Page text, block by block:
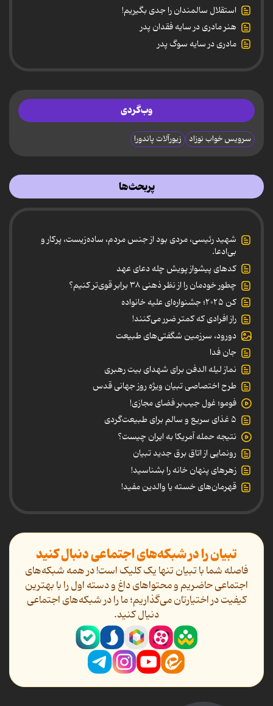
استقلال سالمندان را جدی بگیریم!
هنر مادری در سایه‌ فقدان پدر
مادری در سایه سوگ پدر
وب‌گردی
سرویس خواب نوزاد زیورآلات پاندورا
پربحث‌ها
شهید رئیسی، مردی بود از جنس مردم، ساده‌زیست، پرکار و
بی‌ادعا.
کدهای پیشواز پویش چله دعای عهد
چطور خودمان را از نظر ذهنی ۳۸ برابر قوی‌تر کنیم؟
کن ۲۰۲۵؛ جشنواره‌ای علیه خانواده
راز افرادی که کمتر ضرر می‌کنند!
دورود، سرزمین شگفتی‌های طبیعت
جان فدا
نماز لیله الدفن برای شهدای بیت رهبری
طرح اختصاصی تبیان ویژه روز جهانی قدس
فومو؛ غول جیب‌بر فضای مجازی!
۵ غذای سریع و سالم برای طبیعت‌گردی
نتیجه حمله آمریکا به ایران چیست؟
رونمایی از اتاق برق جدید تبیان
زهرهای پنهان خانه را بشناسید!
قهرمان‌های خسته یا والدین مفید!
تبیان را در شبکه‌های اجتماعی دنبال کنید
فاصله شما با تبیان تنها یک کلیک است! در همه شبکه‌های
اجتماعی حاضریم و محتواهای داغ و دسته اول را با بهترین
کیفیت در اختیارتان می‌گذاریم؛ ما را در شبکه‌های اجتماعی
دنیال کنید.